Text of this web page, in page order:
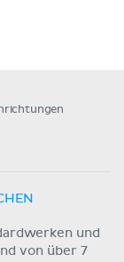
und
von über 7